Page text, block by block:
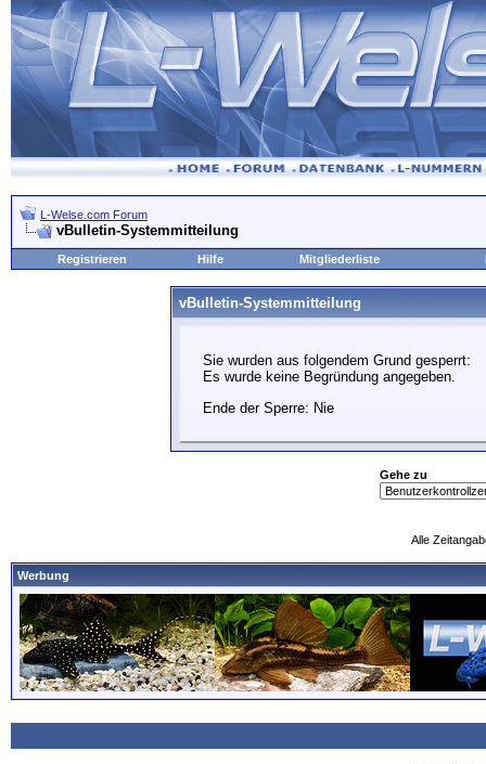
L-Welse.com Forum
vBulletin-Systemmitteilung
Registrieren Hilfe Mitgliederliste
vBulletin-Systemmitteilung
Sie wurden aus folgendem Grund gesperrt:
Es wurde keine Begründung angegeben.
Ende der Sperre: Nie
Gehe zu
Alle
Werbung